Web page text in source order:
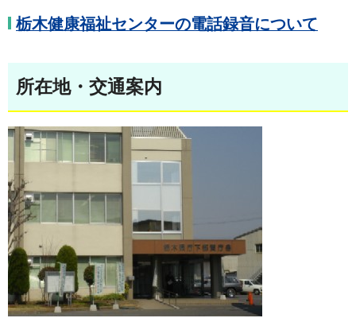
栃木健康福祉センターの電話録音について
所在地・交通案内